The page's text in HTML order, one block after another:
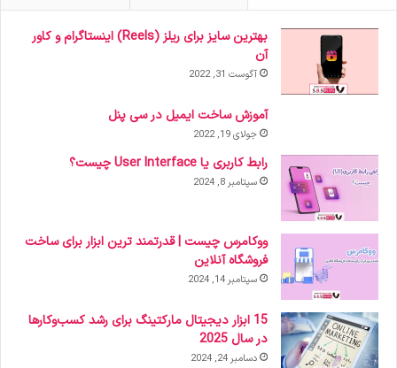
بهترین سایز برای ریلز (Reels) اینستاگرام و کاور
آن
آگوست 31, 2022
آموزش ساخت ایمیل در سی پنل
جولای 19, 2022
رابط کاربری یا User Interface چیست؟
سپتامبر 8, 2024
ووکامرس چیست | قدرتمند ترین ابزار برای ساخت
فروشگاه آنلاین
سپتامبر 14, 2024
15 ابزار دیجیتال مارکتینگ برای رشد کسب‌وکارها
در سال 2025
دسامبر 24, 2024